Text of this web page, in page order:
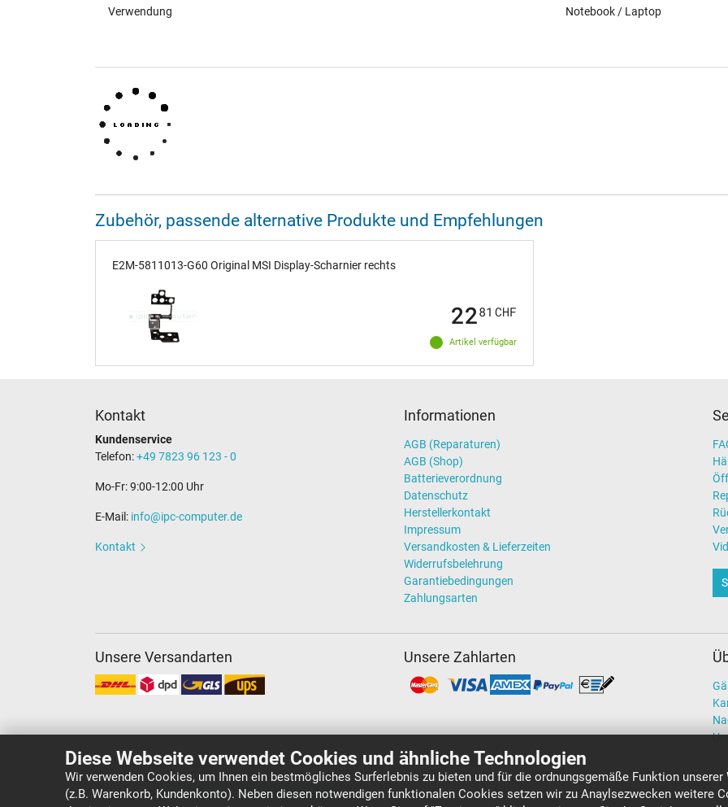
Diese Webseite verwendet Cookies und ähnliche Technologien
Wir verwenden Cookies, um Ihnen ein bestmögliches Surferlebnis zu bieten und für die ordnungsgemäße Funktion unserer
(z.B. Warenkorb, Kundenkonto). Neben diesen notwendigen funktionalen Cookies setzen wir zu Anaylsezwecken weitere
Verwendung
Notebook / Laptop
Zubehör, passende alternative Produkte und Empfehlungen
E2M-5811013-G60 Original MSI Display-Scharnier rechts
Artikel verfügbar
2281 CHF
Kontakt
Kundenservice
Telefon:+49 7823 96 123 - 0
Mo-Fr: 9:00-12:00 Uhr
E-Mail: info@ipc-computer.de
Kontakt
Informationen
AGB (Reparaturen)
AGB (Shop)
Batterieverordnung
Datenschutz
Herstellerkontakt
Impressum
Versandkosten & Lieferzeiten
Widerrufsbelehrung
Garantiebedingungen
Zahlungsarten
Unsere Versandarten Unsere Zahlarten
Copyright ©IPC-Computer Deutschland GmbH